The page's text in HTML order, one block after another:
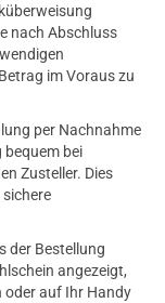
nach Abschluss
im Voraus zu
per Nachnahme
bequem bei
Zusteller. Dies
sichere
der Bestellung
angezeigt,
oder auf Ihr Handy